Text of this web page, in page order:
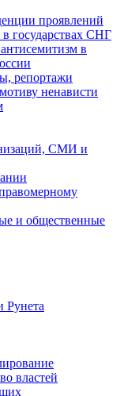
проявлений
государствах СНГ
в
репортажи
ненависти
СМИ и
и общественные
Рунета
властей